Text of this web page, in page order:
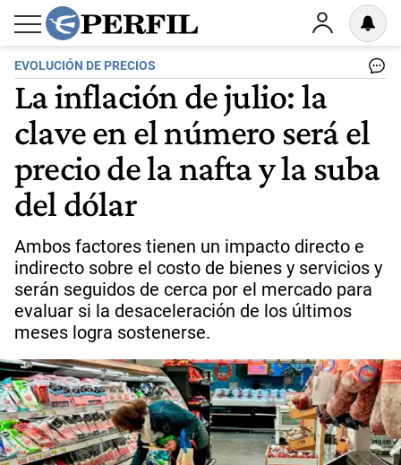
EVOLUCIÓN DE PRECIOS
La inflación de julio: la
clave en el número será el
precio de la nafta y la suba
del dólar
Ambos factores tienen un impacto directo e
indirecto sobre el costo de bienes y servicios y
serán seguidos de cerca por el mercado para
evaluar si la desaceleración de los últimos
meses logra sostenerse.